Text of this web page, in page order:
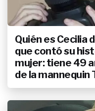
Quién es Cecilia
que contó su
mujer: tiene 49
de la mannequin